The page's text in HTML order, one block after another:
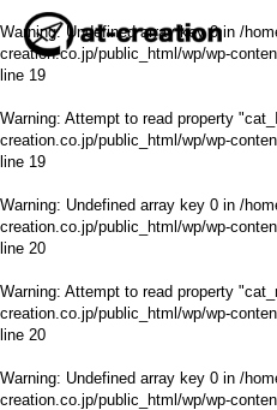
Warning: Undefined array key 0 in /
creation.co.jp/public_html/wp/wp-
line 19
Warning: Attempt to read property
creation.co.jp/public_html/wp/wp-
line 19
Warning: Undefined array key 0 in /
creation.co.jp/public_html/wp/wp-
line 20
Warning: Attempt to read property
creation.co.jp/public_html/wp/wp-
line 20
Warning: Undefined array key 0 in /
creation.co.jp/public_html/wp/wp-